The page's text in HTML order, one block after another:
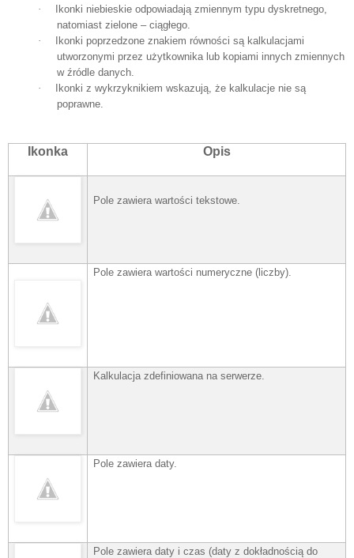
·
Ikonki niebieskie odpowiadają zmiennym typu dyskretnego,
natomiast zielone – ciągłego.
·
Ikonki poprzedzone znakiem równości są kalkulacjami
utworzonymi przez użytkownika lub kopiami innych zmiennych
w źródle danych.
·
Ikonki z wykrzyknikiem wskazują, że kalkulacje nie są
poprawne.
Ikonka Opis
Pole zawiera wartości tekstowe.
Pole zawiera wartości numeryczne (liczby).
Kalkulacja zdefiniowana na serwerze.
Pole zawiera daty.
Pole zawiera daty i czas (daty z dokładnością do